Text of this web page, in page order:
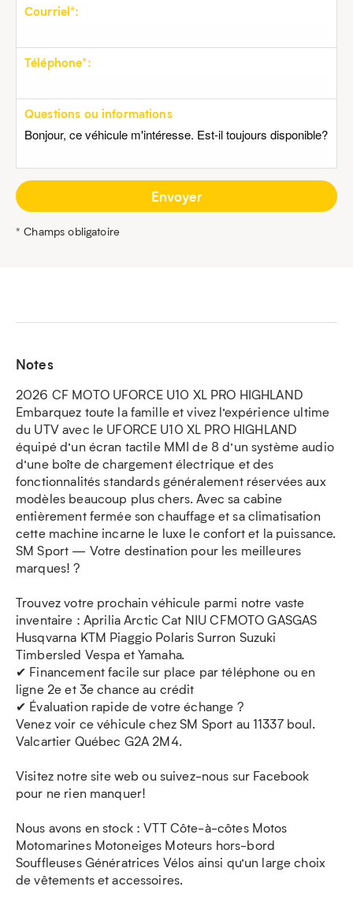
Courriel*:
Téléphone*:
Questions ou informations
* Champs obligatoire
Notes
2026 CF MOTO UFORCE U10 XL PRO HIGHLAND
Embarquez toute la famille et vivez l’expérience ultime
du UTV avec le UFORCE U10 XL PRO HIGHLAND
équipé d’un écran tactile MMI de 8 d’un système audio
d’une boîte de chargement électrique et des
fonctionnalités standards généralement réservées aux
modèles beaucoup plus chers. Avec sa cabine
entièrement fermée son chauffage et sa climatisation
cette machine incarne le luxe le confort et la puissance.
SM Sport — Votre destination pour les meilleures
marques! ?
Trouvez votre prochain véhicule parmi notre vaste
inventaire : Aprilia Arctic Cat NIU CFMOTO GASGAS
Husqvarna KTM Piaggio Polaris Surron Suzuki
Timbersled Vespa et Yamaha.
✔ Financement facile sur place par téléphone ou en
ligne 2e et 3e chance au crédit
✔ Évaluation rapide de votre échange ?
Venez voir ce véhicule chez SM Sport au 11337 boul.
Valcartier Québec G2A 2M4.
Visitez notre site web ou suivez-nous sur Facebook
pour ne rien manquer!
Nous avons en stock : VTT Côte-à-côtes Motos
Motomarines Motoneiges Moteurs hors-bord
Souffleuses Génératrices Vélos ainsi qu’un large choix
de vêtements et accessoires.